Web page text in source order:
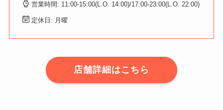
営業時間: 11:00-15:00(L.O. 14:00)/17:00-23:00(L.O. 22:00)
定休日: 月曜
店舗詳細はこちら